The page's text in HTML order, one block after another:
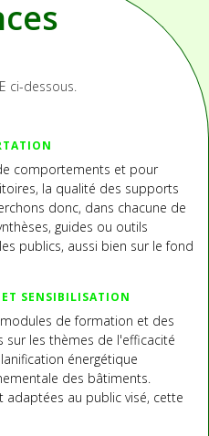
ci-dessous.
comportements et pour
la qualité des supports
donc, dans chacune de
guides ou outils
publics, aussi bien sur le fond
SENSIBILISATION
de formation et des
sur les thèmes de l'efficacité
énergétique
des bâtiments.
au public visé, cette